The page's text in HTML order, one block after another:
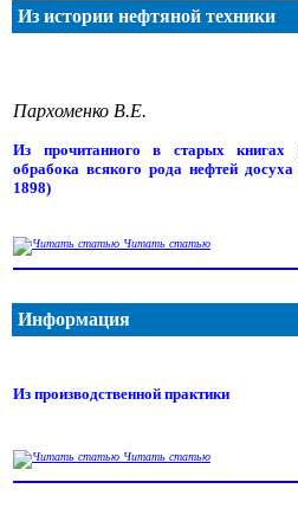
Из истории нефтяной техники
Пархоменко В.Е.
Из прочитанного в старых книгах
обрабока всякого рода нефтей
1898)
Читать статью
Информация
Из производственной практики
Читать статью